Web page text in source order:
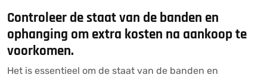
Controleer de staat van de banden en
ophanging om extra kosten na aankoop te
voorkomen.
Het is essentieel om de staat van de banden en